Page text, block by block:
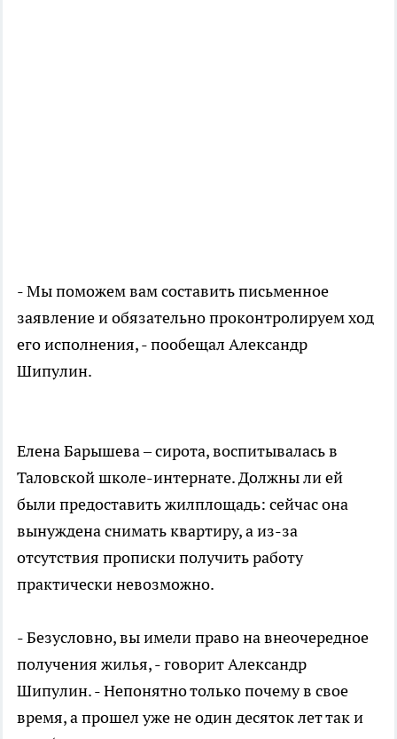
- Мы поможем вам составить письменное
заявление и обязательно проконтролируем ход
его исполнения, - пообещал Александр
Шипулин.
Елена Барышева – сирота, воспитывалась в
Таловской школе-интернате. Должны ли ей
были предоставить жилплощадь: сейчас она
вынуждена снимать квартиру, а из-за
отсутствия прописки получить работу
практически невозможно.
- Безусловно, вы имели право на внеочередное
получения жилья, - говорит Александр
Шипулин. - Непонятно только почему в свое
время, а прошел уже не один десяток лет так и